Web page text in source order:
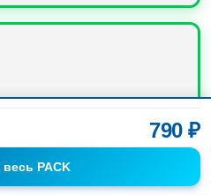
790 ₽
весь PACK